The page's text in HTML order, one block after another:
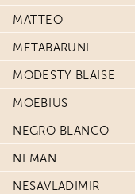
MATTEO
METABARUNI
MODESTY BLAISE
MOEBIUS
NEGRO BLANCO
NEMAN
NESAVLADIMIR